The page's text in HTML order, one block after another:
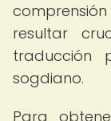
resultar
traducción
sogdiano.
Para